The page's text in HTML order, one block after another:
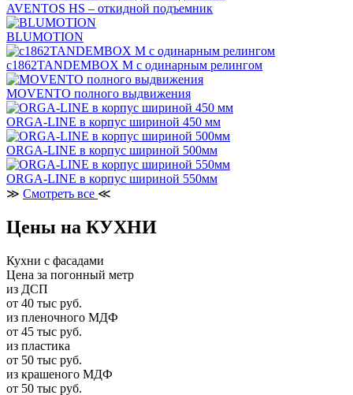
AVENTOS HS – откидной подъемник
BLUMOTION
c1862TANDEMBOX М с одинарным релингом
MOVENTO полного выдвижения
ORGA-LINE в корпус шириной 450 мм
ORGA-LINE в корпус шириной 500мм
ORGA-LINE в корпус шириной 550мм
≫ Смотреть все ≪
Цены на КУХНИ
Кухни с фасадами
Цена за погонный метр
из ДСП
от 40 тыс руб.
из пленочного МДФ
от 45 тыс руб.
из пластика
от 50 тыс руб.
из крашеного МДФ
от 50 тыс руб.